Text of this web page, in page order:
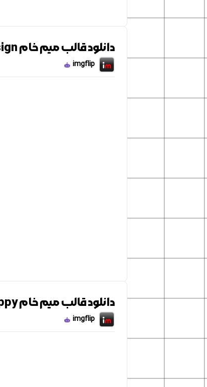
دانلود قالب میم خام Pepe holding sign
imgflip
دانلود قالب میم خام Pepe happy
imgflip